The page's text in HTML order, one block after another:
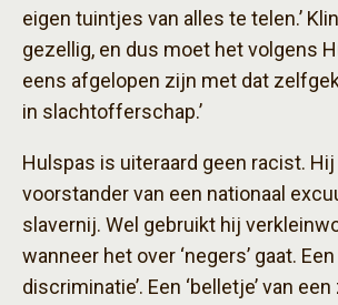
eigen tuintjes van alles te telen.’
gezellig, en dus moet het volgens
eens afgelopen zijn met dat
in slachtofferschap.’
Hulspas is uiteraard geen racist.
voorstander van een nationaal
slavernij. Wel gebruikt hij
wanneer het over ‘negers’ gaat.
discriminatie’. Een ‘belletje’ van